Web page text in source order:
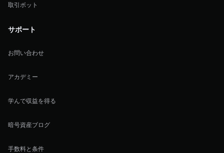
取引ボット
サポート
お問い合わせ
アカデミー
学んで収益を得る
暗号資産ブログ
手数料と条件